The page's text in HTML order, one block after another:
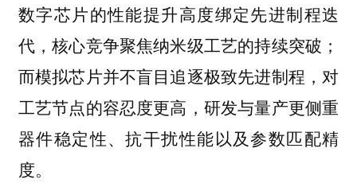
数字芯片的性能提升高度绑定先进制程迭
代，核心竞争聚焦纳米级工艺的持续突破；
而模拟芯片并不盲目追逐极致先进制程，对
工艺节点的容忍度更高，研发与量产更侧重
器件稳定性、抗干扰性能以及参数匹配精
度。